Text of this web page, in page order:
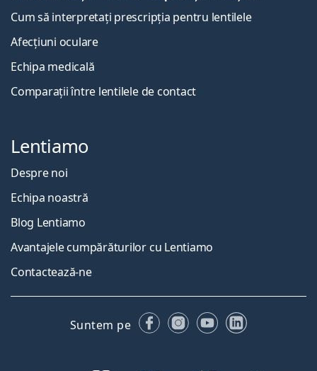
Cum să interpretați prescripția pentru lentilele
Afecțiuni oculare
Echipa medicală
Comparații între lentilele de contact
Lentiamo
Despre noi
Echipa noastră
Blog Lentiamo
Avantajele cumpărăturilor cu Lentiamo
Contactează-ne
Suntem pe FacebookInstagram
YouTubeLinkedIn